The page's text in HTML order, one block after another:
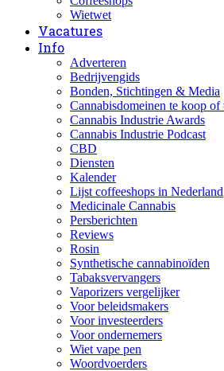
Wietwet
Vacatures
Info
Adverteren
Bedrijvengids
Bonden, Stichtingen & Media
Cannabisdomeinen te koop of
Cannabis Industrie Awards
Cannabis Industrie Podcast
CBD
Diensten
Kalender
Lijst coffeeshops in Nederland
Medicinale Cannabis
Persberichten
Reviews
Rosin
Synthetische cannabinoïden
Tabaksvervangers
Vaporizers vergelijker
Voor beleidsmakers
Voor investeerders
Voor ondernemers
Wiet vape pen
Woordvoerders